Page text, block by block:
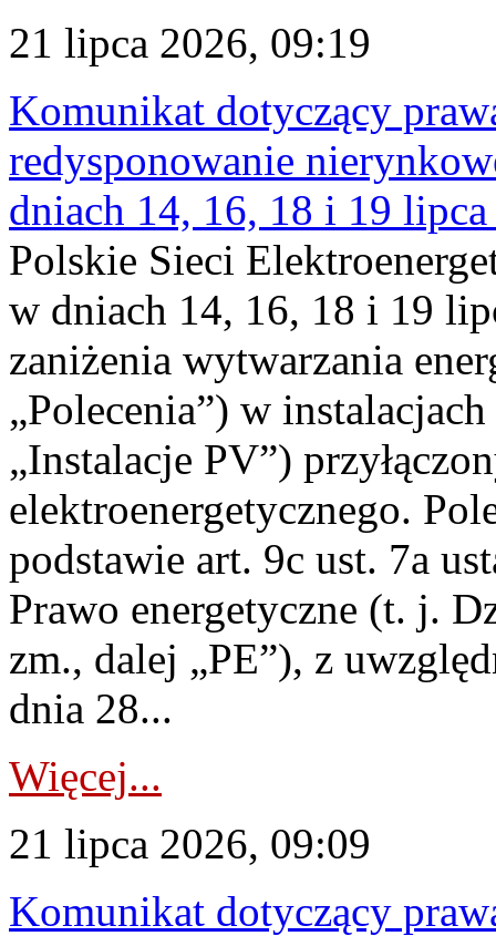
21 lipca 2026, 09:19
Komunikat dotyczący
redysponowanie
dniach 14, 16, 18 i 19
Polskie Sieci
w dniach 14, 16, 18 i 19
zaniżenia wytwarzania
„Polecenia”) w
„Instalacje PV”)
elektroenergetycznego.
podstawie art. 9c ust. 7a
Prawo energetyczne (t. j.
zm., dalej „PE”), z
dnia 28...
Więcej...
21 lipca 2026, 09:09
Komunikat dotyczący